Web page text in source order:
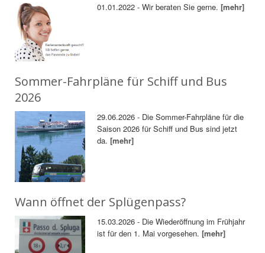
01.01.2022 - Wir beraten Sie gerne.[mehr]
Sommer-Fahrpläne für Schiff und Bus
2026
29.06.2026 - Die Sommer-Fahrpläne für die
Saison 2026 für Schiff und Bus sind jetzt
da.[mehr]
Wann öffnet der Splügenpass?
15.03.2026 - Die Wiederöffnung im Frühjahr
ist für den 1. Mai vorgesehen.[mehr]